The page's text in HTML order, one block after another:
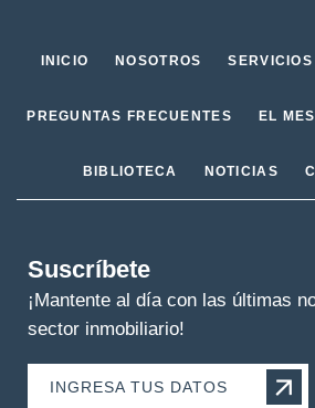
INICIO NOSOTROS SERVICIOS
PREGUNTAS FRECUENTES EL
BIBLIOTECA NOTICIAS
Suscríbete
¡Mantente al día con las últimas
sector inmobiliario!
INGRESA TUS DATOS